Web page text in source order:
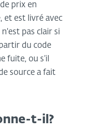
prix en
et est livré avec
pas clair si
du code
fuite, ou s’il
source a fait
t-il?